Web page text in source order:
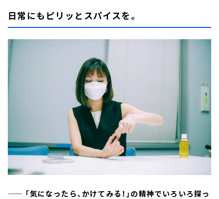
日常にもピリッとスパイスを。
—— 「気になったら、かけてみる！」の精神でいろいろ探っ